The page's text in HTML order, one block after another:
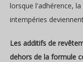
lorsque l'adhérence,
intempéries
Les additifs de
dehors de la formule